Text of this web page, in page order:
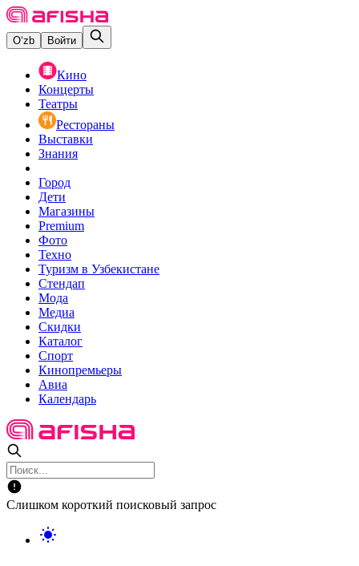
O‘zb Войти
Кино
Концерты
Театры
Рестораны
Выставки
Знания
Город
Дети
Магазины
Premium
Фото
Техно
Туризм в Узбекистане
Стендап
Мода
Медиа
Скидки
Каталог
Спорт
Кинопремьеры
Авиа
Календарь
Слишком короткий поисковый запрос